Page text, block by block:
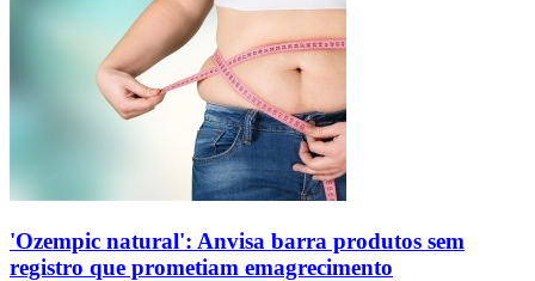
'Ozempic natural': Anvisa barra produtos sem
registro que prometiam emagrecimento